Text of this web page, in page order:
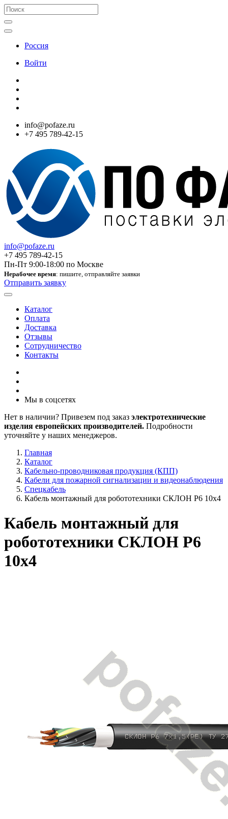
Россия
Войти
info@pofaze.ru
+7 495 789-42-15
info@pofaze.ru
+7 495 789-42-15
Пн-Пт 9:00-18:00 по Москве
Нерабочее время: пишите, отправляйте заявки
Отправить заявку
Каталог
Оплата
Доставка
Отзывы
Сотрудничество
Контакты
Мы в соцсетях
Нет в наличии? Привезем под заказ электротехнические
изделия европейских производителей. Подробности
уточняйте у наших менеджеров.
Главная
Каталог
Кабельно-проводниковая продукция (КПП)
Кабели для пожарной сигнализации и видеонаблюдения
Спецкабель
Кабель монтажный для робототехники СКЛОН Р6 10х4
Кабель монтажный для
робототехники СКЛОН Р6
10х4